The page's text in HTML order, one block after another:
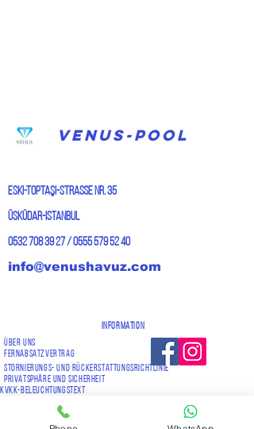
VENUS-POOL
Eski-Toptaşı-Straße Nr. 35
Üsküdar-Istanbul
0532 708 39 27/0555 579 52 40
info@venushavuz.com
Information
über uns
Fernabsatzvertrag
Stornierungs- und Rückerstattungsrichtlinie
Privatsphäre und Sicherheit
KVKK-Beleuchtungstext